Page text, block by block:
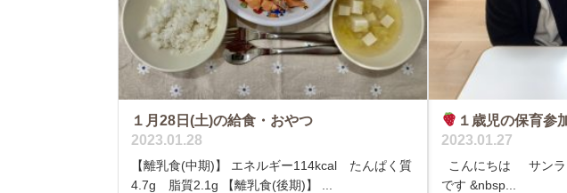
１月28日(土)の給食・おやつ
2023.01.28
【離乳食(中期)】 エネルギー114kcal たんぱく質
4.7g 脂質2.1g 【離乳食(後期)】 ...
１歳児の保育参
2023.01.27
こんにちは サンラ
です &nbsp...